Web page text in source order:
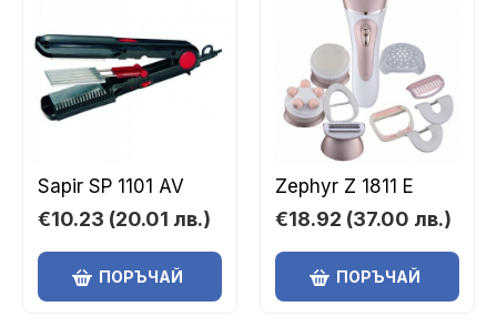
Sapir SP 1101 AV
€10.23 (20.01 лв.)
ПОРЪЧАЙ
Zephyr Z 1811 E
€18.92 (37.00 лв.)
ПОРЪЧАЙ